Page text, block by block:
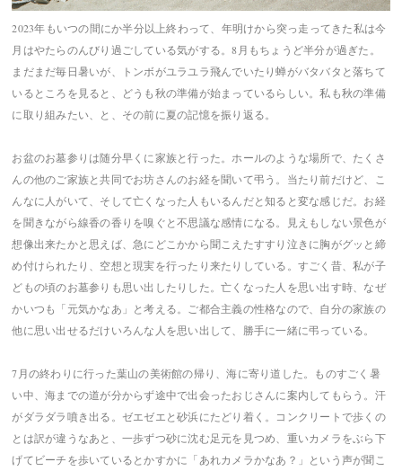
2023年もいつの間にか半分以上終わって、年明けから突っ走ってきた私は今
月はやたらのんびり過ごしている気がする。8月もちょうど半分が過ぎた。
まだまだ毎日暑いが、トンボがユラユラ飛んでいたり蝉がバタバタと落ちて
いるところを見ると、どうも秋の準備が始まっているらしい。私も秋の準備
に取り組みたい、と、その前に夏の記憶を振り返る。
お盆のお墓参りは随分早くに家族と行った。ホールのような場所で、たくさ
んの他のご家族と共同でお坊さんのお経を聞いて弔う。当たり前だけど、こ
んなに人がいて、そして亡くなった人もいるんだと知ると変な感じだ。お経
を聞きながら線香の香りを嗅ぐと不思議な感情になる。見えもしない景色が
想像出来たかと思えば、急にどこかから聞こえたすすり泣きに胸がグッと締
め付けられたり、空想と現実を行ったり来たりしている。すごく昔、私が子
どもの頃のお墓参りも思い出したりした。亡くなった人を思い出す時、なぜ
かいつも「元気かなあ」と考える。ご都合主義の性格なので、自分の家族の
他に思い出せるだけいろんな人を思い出して、勝手に一緒に弔っている。
7月の終わりに行った葉山の美術館の帰り、海に寄り道した。ものすごく暑
い中、海までの道が分からず途中で出会ったおじさんに案内してもらう。汗
がダラダラ噴き出る。ゼエゼエと砂浜にたどり着く。コンクリートで歩くの
とは訳が違うなあと、一歩ずつ砂に沈む足元を見つめ、重いカメラをぶら下
げてビーチを歩いているとかすかに「あれカメラかなあ？」という声が聞こ